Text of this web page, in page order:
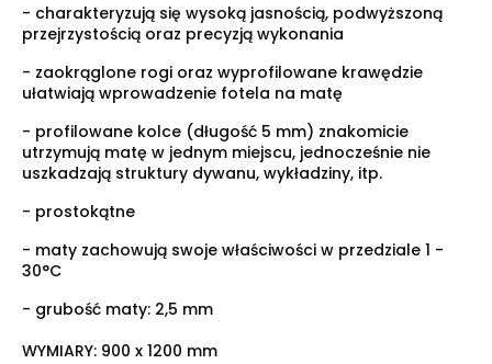
- charakteryzują się wysoką jasnością, podwyższoną
przejrzystością oraz precyzją wykonania
- zaokrąglone rogi oraz wyprofilowane krawędzie
ułatwiają wprowadzenie fotela na matę
- profilowane kolce (długość 5 mm) znakomicie
utrzymują matę w jednym miejscu, jednocześnie nie
uszkadzają struktury dywanu, wykładziny, itp.
- prostokątne
- maty zachowują swoje właściwości w przedziale 1 -
30°C
- grubość maty: 2,5 mm
WYMIARY: 900 x 1200 mm